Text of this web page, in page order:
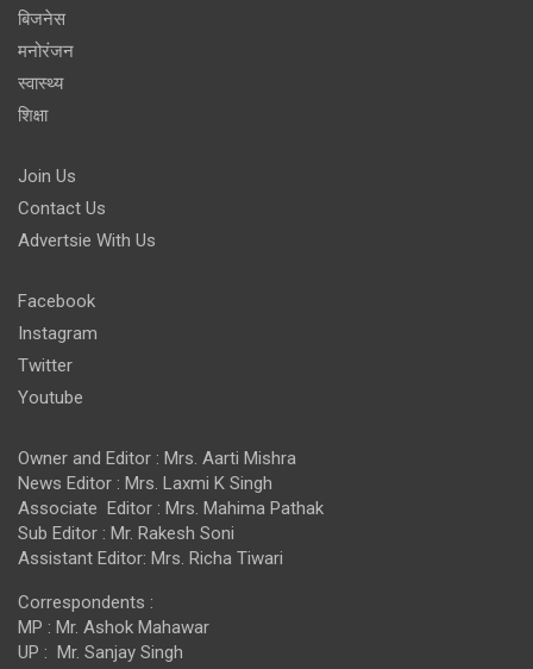
बिजनेस
मनोरंजन
स्वास्थ्य
शिक्षा
Join Us
Contact Us
Advertsie With Us
Facebook
Instagram
Twitter
Youtube
Owner and Editor : Mrs. Aarti Mishra
News Editor : Mrs. Laxmi K Singh
Associate Editor : Mrs. Mahima Pathak
Sub Editor : Mr. Rakesh Soni
Assistant Editor: Mrs. Richa Tiwari
Correspondents :
MP : Mr. Ashok Mahawar
UP : Mr. Sanjay Singh